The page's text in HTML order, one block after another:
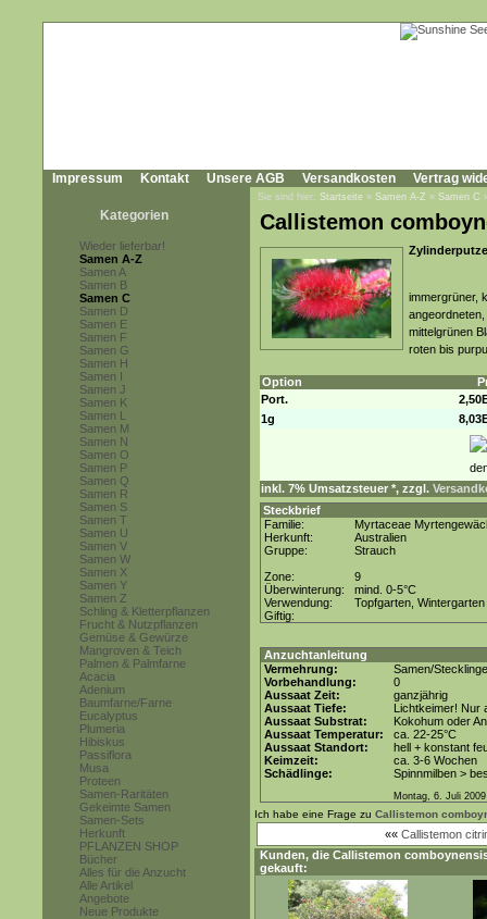
Impressum Kontakt Unsere AGB Versandkosten Vertrag
Kategorien
Wieder lieferbar!
Samen A-Z
Samen A
Samen B
Samen C
Samen D
Samen E
Samen F
Samen G
Samen H
Samen I
Samen J
Samen K
Samen L
Samen M
Samen N
Samen O
Samen P
Samen Q
Samen R
Samen S
Samen T
Samen U
Samen V
Samen W
Samen X
Samen Y
Samen Z
Schling & Kletterpflanzen
Frucht & Nutzpflanzen
Gemüse & Gewürze
Mangroven & Teich
Palmen & Palmfarne
Acacia
Adenium
Baumfarne/Farne
Eucalyptus
Plumeria
Hibiskus
Passiflora
Musa
Proteen
Samen-Raritäten
Gekeimte Samen
Samen-Sets
Herkunft
PFLANZEN SHOP
Bücher
Alles für die Anzucht
Alle Artikel
Angebote
Neue Produkte
Sie sind hier: Startseite » Samen A-Z » Samen C
Callistemon
immergrüner,
mittelgrünen
roten bis
Option
Port.
1g
inkl. 7% Umsatzsteuer *, zzgl.
Steckbrief
Familie:
Myrtaceae
Herkunft:
Australien
Gruppe:
Strauch
Zone:
9
Überwinterung:
mind. 0-5°C
Verwendung:
Topfgarten, Wintergarten
Giftig:
Anzuchtanleitung
Vermehrung:
Samen/Stecklinge
Vorbehandlung:
0
Aussaat Zeit:
ganzjährig
Aussaat Tiefe:
Lichtkeimer! Nur
Aussaat Substrat:
Kokohum oder
Aussaat Temperatur:
ca. 22-25°C
Aussaat Standort:
hell + konstant
Keimzeit:
ca. 3-6 Wochen
Schädlinge:
Spinnmilben >
Montag, 6. Juli 2009
Ich habe eine Frage zu Callistemon
«« Callistemon
Kunden, die Callistemon
gekauft: